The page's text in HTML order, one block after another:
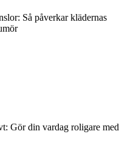
Så påverkar klädernas
Gör din vardag roligare med